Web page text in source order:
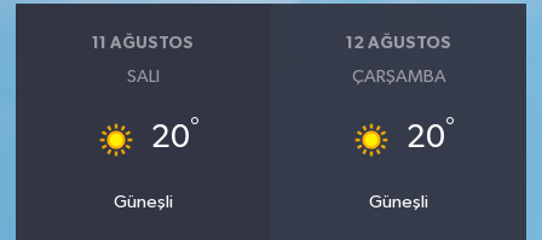
11 AĞUSTOS
SALI
20°
Güneşli
12 AĞUSTOS
ÇARŞAMBA
20°
Güneşli